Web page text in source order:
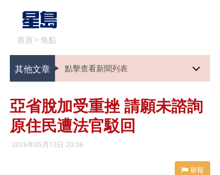
首頁 > 焦點
其他文章 點擊查看新聞列表
亞省脫加受重挫 請願未諮詢
原住民遭法官駁回
2026年05月13日 20:36
舉報